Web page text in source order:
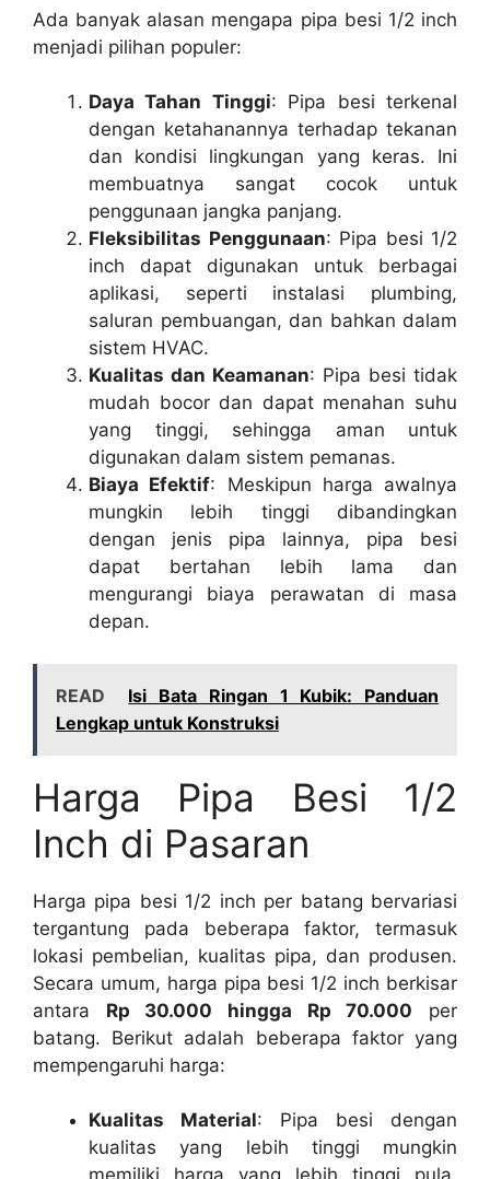
Ada banyak alasan mengapa pipa besi 1/2 inch
menjadi pilihan populer:
Daya Tahan Tinggi: Pipa besi terkenal
dengan ketahanannya terhadap tekanan
dan kondisi lingkungan yang keras. Ini
membuatnya sangat cocok untuk
penggunaan jangka panjang.
Fleksibilitas Penggunaan: Pipa besi 1/2
inch dapat digunakan untuk berbagai
aplikasi, seperti instalasi plumbing,
saluran pembuangan, dan bahkan dalam
sistem HVAC.
Kualitas dan Keamanan: Pipa besi tidak
mudah bocor dan dapat menahan suhu
yang tinggi, sehingga aman untuk
digunakan dalam sistem pemanas.
Biaya Efektif: Meskipun harga awalnya
mungkin lebih tinggi dibandingkan
dengan jenis pipa lainnya, pipa besi
dapat bertahan lebih lama dan
mengurangi biaya perawatan di masa
depan.
READ
Isi Bata Ringan 1 Kubik: Panduan
Lengkap untuk Konstruksi
Harga Pipa Besi 1/2
Inch di Pasaran
Harga pipa besi 1/2 inch per batang bervariasi
tergantung pada beberapa faktor, termasuk
lokasi pembelian, kualitas pipa, dan produsen.
Secara umum, harga pipa besi 1/2 inch berkisar
antara Rp 30.000 hingga Rp 70.000 per
batang. Berikut adalah beberapa faktor yang
mempengaruhi harga:
Kualitas Material: Pipa besi dengan
kualitas yang lebih tinggi mungkin